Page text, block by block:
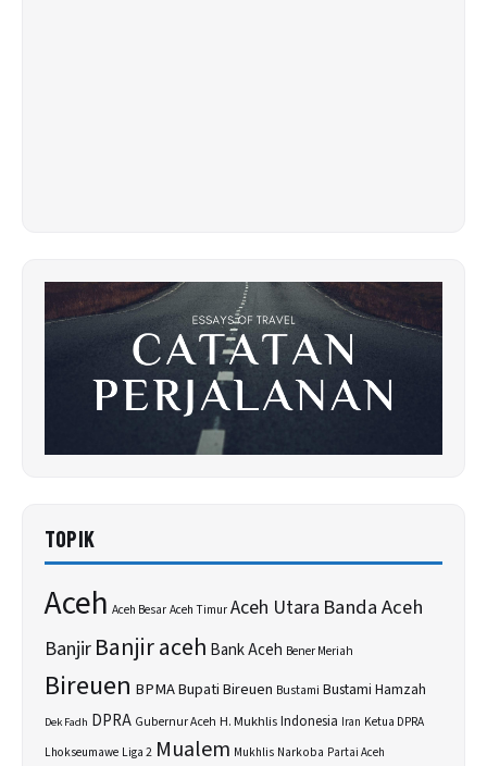
TOPIK
Aceh Aceh BesarAceh TimurAceh Utara Banda Aceh
BanjirBanjir aceh Bank Aceh Bener Meriah
Bireuen BPMABupati Bireuen Bustami Bustami Hamzah
Dek Fadh DPRA Gubernur Aceh H. MukhlisIndonesia Iran Ketua DPRA
Lhokseumawe Liga 2 Mualem Mukhlis Narkoba Partai Aceh